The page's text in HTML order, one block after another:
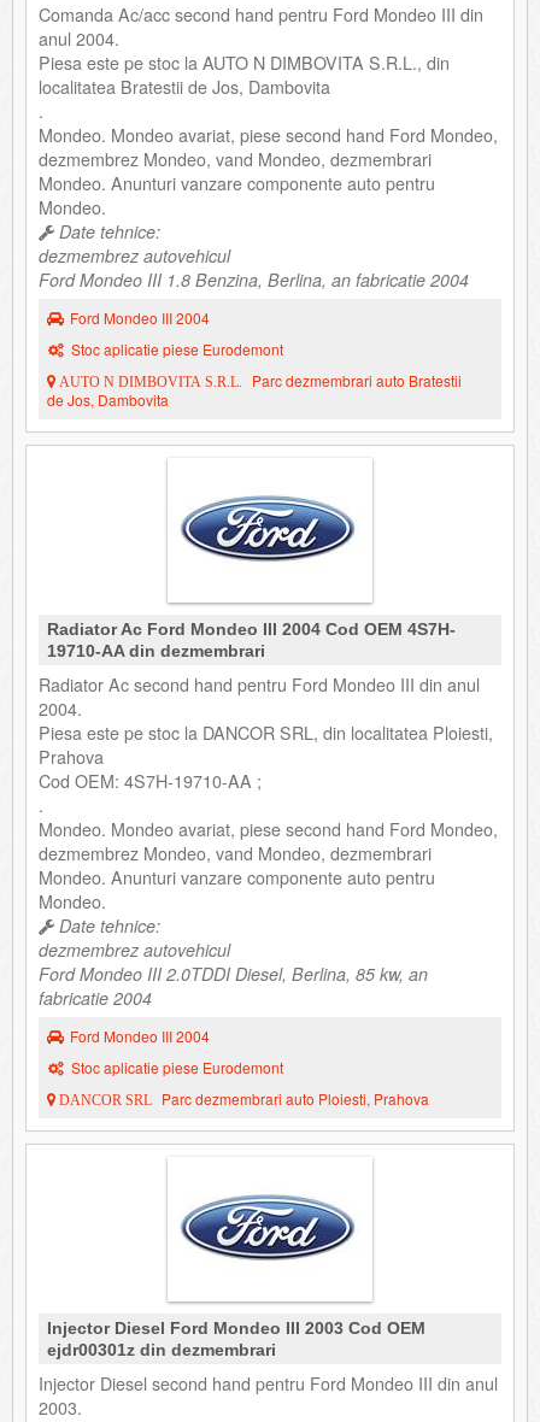
Comanda Ac/acc second hand pentru Ford Mondeo III din
anul 2004.
Piesa este pe stoc la AUTO N DIMBOVITA S.R.L., din
localitatea Bratestii de Jos, Dambovita
.
Mondeo. Mondeo avariat, piese second hand Ford Mondeo,
dezmembrez Mondeo, vand Mondeo, dezmembrari
Mondeo. Anunturi vanzare componente auto pentru
Mondeo.
Date tehnice:
dezmembrez autovehicul
Ford Mondeo III 1.8 Benzina, Berlina, an fabricatie 2004
Ford Mondeo III 2004
Stoc aplicatie piese Eurodemont
AUTO N DIMBOVITA S.R.L.
Parc dezmembrari auto Bratestii
de Jos, Dambovita
Radiator Ac Ford Mondeo III 2004 Cod OEM 4S7H-
19710-AA din dezmembrari
Radiator Ac second hand pentru Ford Mondeo III din anul
2004.
Piesa este pe stoc la DANCOR SRL, din localitatea Ploiesti,
Prahova
Cod OEM: 4S7H-19710-AA ;
.
Mondeo. Mondeo avariat, piese second hand Ford Mondeo,
dezmembrez Mondeo, vand Mondeo, dezmembrari
Mondeo. Anunturi vanzare componente auto pentru
Mondeo.
Date tehnice:
dezmembrez autovehicul
Ford Mondeo III 2.0TDDI Diesel, Berlina, 85 kw, an
fabricatie 2004
Ford Mondeo III 2004
Stoc aplicatie piese Eurodemont
DANCOR SRL Parc dezmembrari auto Ploiesti, Prahova
Injector Diesel Ford Mondeo III 2003 Cod OEM
ejdr00301z din dezmembrari
Injector Diesel second hand pentru Ford Mondeo III din anul
2003.